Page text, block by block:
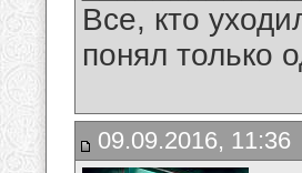
Все, кто
понял только
09.09.2016, 11:36